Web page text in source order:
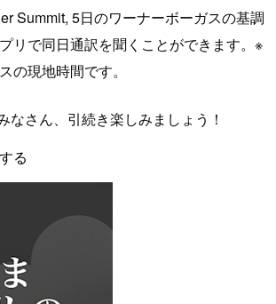
Summit, 5日のワーナーボーガスの基調
リで同日通訳を聞くことができます。※
の現地時間です。
なさん、引続き楽しみましょう！
る